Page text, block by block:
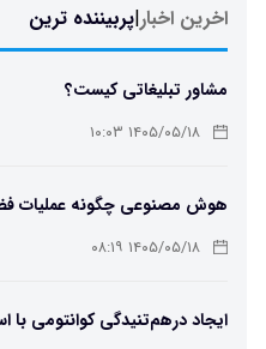
اخرین اخبار|پربیننده ترین
مشاور تبلیغاتی کیست؟
۱۴۰۵/۰۵/۱۸ ۱۰:۰۳
هوش مصنوعی چگونه عملیات
می‌دهد؟
۱۴۰۵/۰۵/۱۸ ۰۸:۱۹
ایجاد درهم‌تنیدگی کوانتومی با